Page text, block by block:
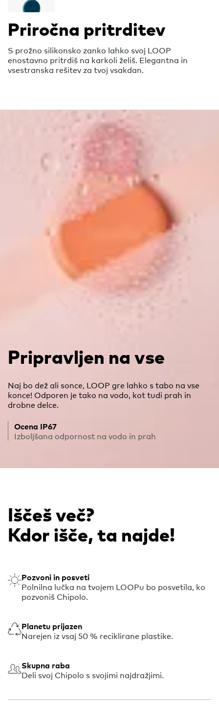
Priročna pritrditev
S prožno silikonsko zanko lahko svoj LOOP
enostavno pritrdiš na karkoli želiš. Elegantna in
vsestranska rešitev za tvoj vsakdan.
Pripravljen na vse
Naj bo dež ali sonce, LOOP gre lahko s tabo na vse
konce! Odporen je tako na vodo, kot tudi prah in
drobne delce.
Ocena IP67
Izboljšana odpornost na vodo in prah
Iščeš več?
Kdor išče, ta najde!
Pozvoni in posveti
Polnilna lučka na tvojem LOOPu bo posvetila, ko
pozvoniš Chipolo.
Planetu prijazen
Narejen iz vsaj 50 % reciklirane plastike.
Skupna raba
Deli svoj Chipolo s svojimi najdražjimi.